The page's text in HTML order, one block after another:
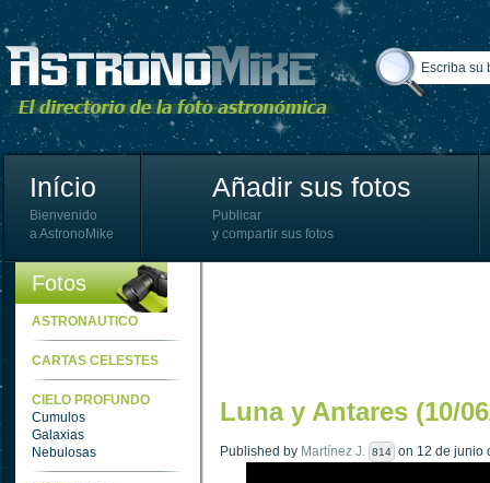
Início
Bienvenido
a AstronoMike
Añadir sus fotos
Publicar
y compartir sus fotos
Fotos
ASTRONAUTICO
CARTAS CELESTES
CIELO PROFUNDO
Cumulos
Galaxias
Nebulosas
Luna y Antares (10/
Published by Martínez J. 814 on 12 de junio